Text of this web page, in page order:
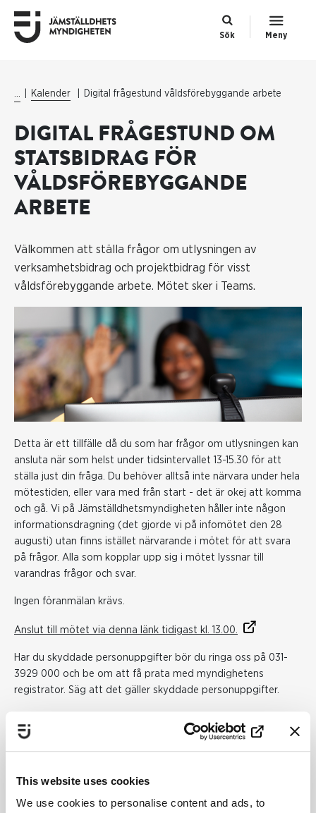
This website uses cookies
We use cookies to personalise content and ads, to
Sök Meny
... Kalender Digital frågestund våldsförebyggande arbete
DIGITAL FRÅGESTUND OM
STATSBIDRAG FÖR
VÅLDSFÖREBYGGANDE
ARBETE
Välkommen att ställa frågor om utlysningen av
verksamhetsbidrag och projektbidrag för visst
våldsförebyggande arbete. Mötet sker i Teams.
Detta är ett tillfälle då du som har frågor om utlysningen kan
ansluta när som helst under tidsintervallet 13-15.30 för att
ställa just din fråga. Du behöver alltså inte närvara under hela
mötestiden, eller vara med från start - det är okej att komma
och gå. Vi på Jämställdhetsmyndigheten håller inte någon
informationsdragning (det gjorde vi på infomötet den 28
augusti) utan finns istället närvarande i mötet för att svara
på frågor. Alla som kopplar upp sig i mötet lyssnar till
varandras frågor och svar.
Ingen föranmälan krävs.
Anslut till mötet via denna länk tidigast kl. 13.00.
Har du skyddade personuppgifter bör du ringa oss på 031-
3929 000 och be om att få prata med myndighetens
registrator. Säg att det gäller skyddade personuppgifter.
Publiceringsdatum:8 augusti 2024
Senast uppdaterad:30 augusti 2024